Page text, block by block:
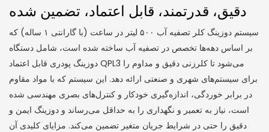
دقیق، قدرتمند، قابل اعتماد، تضمین شده
سیستم دوزینگ کلر تصفیه آب ۵۰۰ لیتر در ساعت (با گارانتی ۱ ساله) که
بر اساس دهه‌ها تخصص در تصفیه آب ساخته شده است، شامل دستگاه
دوزینگ پودری قابل اعتماد QPL3 می‌شود تا کلرزنی دقیق و مداوم را
برای سیستم‌های شهری و صنعتی ارائه دهد. این سیستم که با مواد مقاوم
در برابر خوردگی، اندازه‌گیری خودکار و کنترل‌های بصری مهندسی شده
است، نیاز به تعمیر و نگهداری را به حداقل می‌رساند و دوزینگ ایمن و
دقیق را حتی در شرایط جریان متغیر تضمین می‌کند. مزایای کلیدی آن